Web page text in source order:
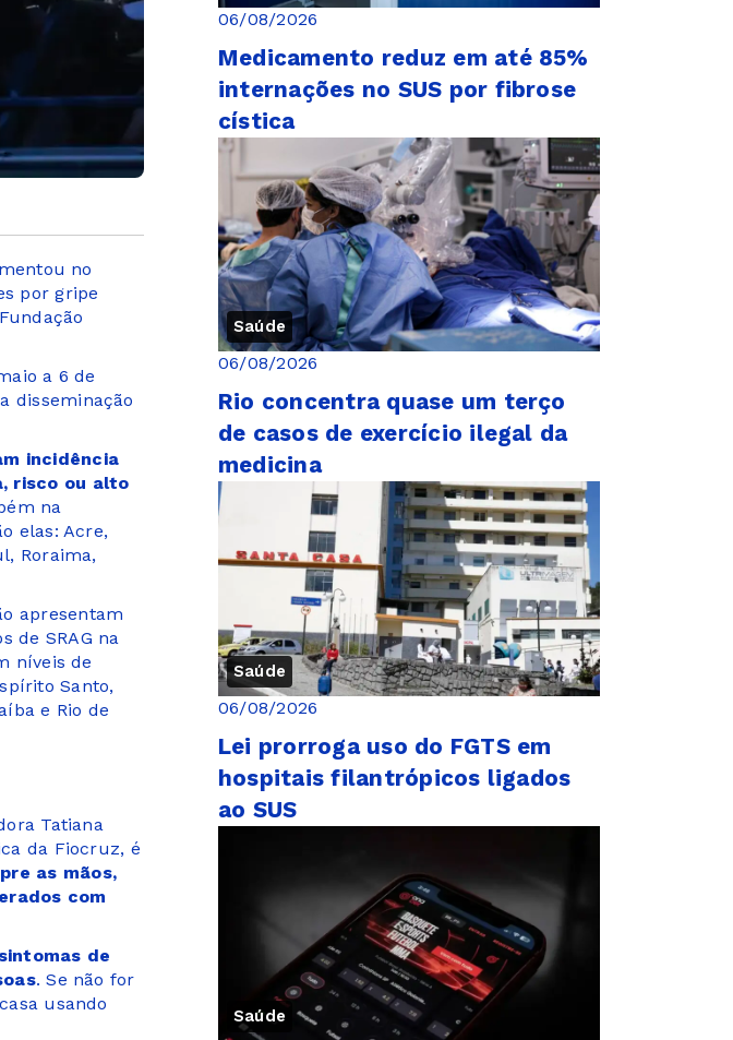
no
por gripe
a 6 de
disseminação
incidência
risco ou alto
na
elas: Acre,
Roraima,
apresentam
de SRAG na
níveis de
Santo,
e Rio de
Tatiana
da Fiocruz, é
as mãos,
com
de
. Se não for
usando
06/08/2026
Medicamento reduz em até 85%
internações no SUS por fibrose
cística
Saúde
06/08/2026
Rio concentra quase um terço
de casos de exercício ilegal da
medicina
Saúde
06/08/2026
Lei prorroga uso do FGTS em
hospitais filantrópicos ligados
ao SUS
Saúde